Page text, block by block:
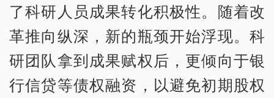
了科研人员成果转化积极性。随着改
革推向纵深，新的瓶颈开始浮现。科
研团队拿到成果赋权后，更倾向于银
行信贷等债权融资，以避免初期股权